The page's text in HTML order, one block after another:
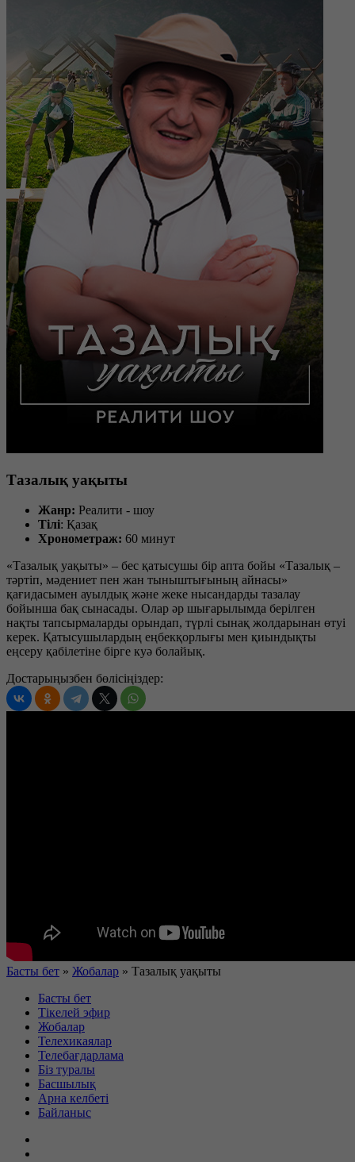
Тазалық уақыты
Жанр: Реалити - шоу
Тілі: Қазақ
Хронометраж: 60 минут
«Тазалық уақыты» – бес қатысушы бір апта бойы «Тазалық –
тәртіп, мәдениет пен жан тыныштығының айнасы»
қағидасымен ауылдық және жеке нысандарды тазалау
бойынша бақ сынасады. Олар әр шығарылымда берілген
нақты тапсырмаларды орындап, түрлі сынақ жолдарынан өтуі
керек. Қатысушылардың еңбекқорлығы мен қиындықты
еңсеру қабілетіне бірге куә болайық.
Достарыңызбен бөлісіңіздер:
Басты бет » Жобалар » Тазалық уақыты
Басты бет
Тікелей эфир
Жобалар
Телехикаялар
Телебағдарлама
Біз туралы
Басшылық
Арна келбеті
Байланыс